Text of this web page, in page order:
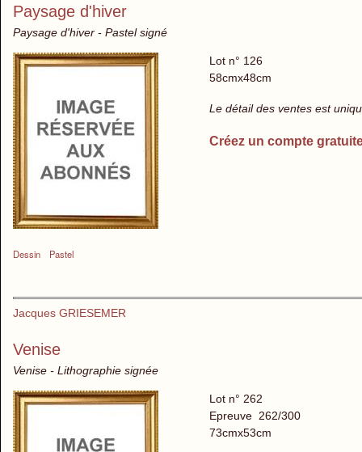
Paysage d'hiver
Paysage d'hiver - Pastel signé
Dessin Pastel
Lot n° 126
58cmx48cm
Le détail des ventes est
Créez un compte
Jacques GRIESEMER
Venise
Venise - Lithographie signée
Lot n° 262
Epreuve 262/300
73cmx53cm